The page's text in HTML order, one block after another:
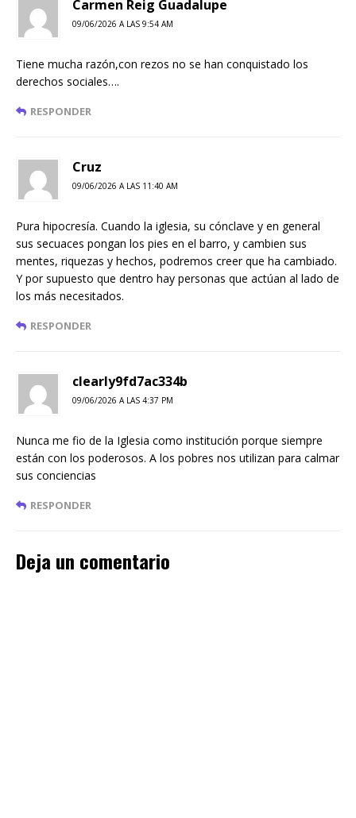
Carmen Reig Guadalupe
09/06/2026 A LAS 9:54 AM
Tiene mucha razón,con rezos no se han conquistado los
derechos sociales….
RESPONDER
Cruz
09/06/2026 A LAS 11:40 AM
Pura hipocresía. Cuando la iglesia, su cónclave y en general
sus secuaces pongan los pies en el barro, y cambien sus
mentes, riquezas y hechos, podremos creer que ha cambiado.
Y por supuesto que dentro hay personas que actúan al lado de
los más necesitados.
RESPONDER
clearly9fd7ac334b
09/06/2026 A LAS 4:37 PM
Nunca me fio de la Iglesia como institución porque siempre
están con los poderosos. A los pobres nos utilizan para calmar
sus conciencias
RESPONDER
Deja un comentario